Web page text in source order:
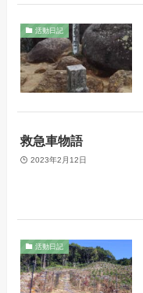
活動日記
救急車物語
2023年2月12日
活動日記